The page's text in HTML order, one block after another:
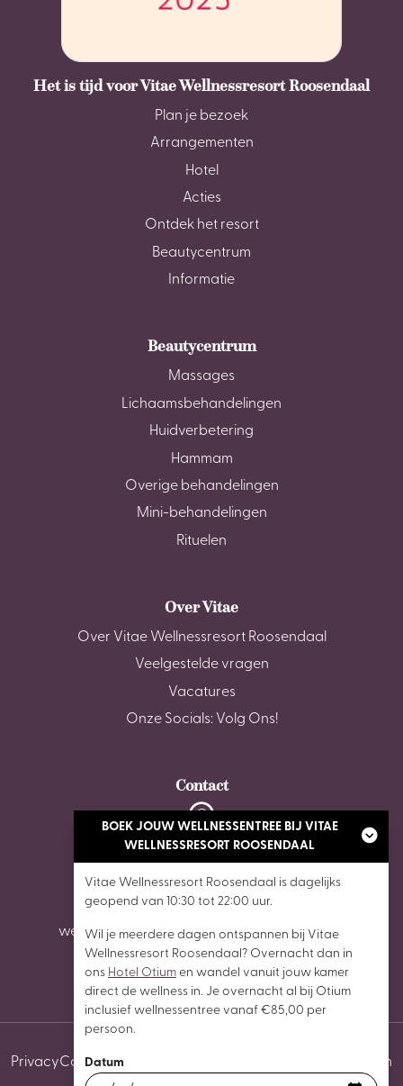
Het is tijd voor Vitae Wellnessresort Roosendaal
Plan je bezoek
Arrangementen
Hotel
Acties
Ontdek het resort
Beautycentrum
Informatie
Beautycentrum
Massages
Lichaamsbehandelingen
Huidverbetering
Hammam
Overige behandelingen
Mini-behandelingen
Rituelen
Over Vitae
Over Vitae Wellnessresort Roosendaal
Veelgestelde vragen
Vacatures
Onze Socials: Volg Ons!
Contact
De Stok 6, 4703 SZ Roosendaal
0165 - 87 02 62
wellnessroosendaal@vitaewellnessresorts.nl
PrivacyCookiesAlgemene voorwaarden Cookie instellingen
BOEK JOUW WELLNESSENTREE BIJ VITAE
WELLNESSRESORT ROOSENDAAL
Vitae Wellnessresort Roosendaal is dagelijks
geopend van 10:30 tot 22:00 uur.
Wil je meerdere dagen ontspannen bij Vitae
Wellnessresort Roosendaal? Overnacht dan in
ons Hotel Otium en wandel vanuit jouw kamer
direct de wellness in. Je overnacht al bij Otium
inclusief wellnessentree vanaf €85,00 per
persoon.
Datum